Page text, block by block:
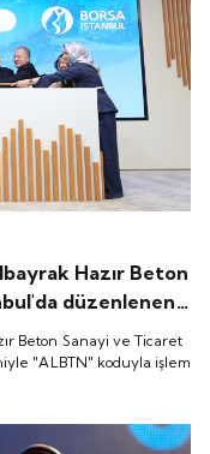
Hazır Beton
düzenlenen
görmeye
Beton Sanayi ve Ticaret
"ALBTN" koduyla işlem